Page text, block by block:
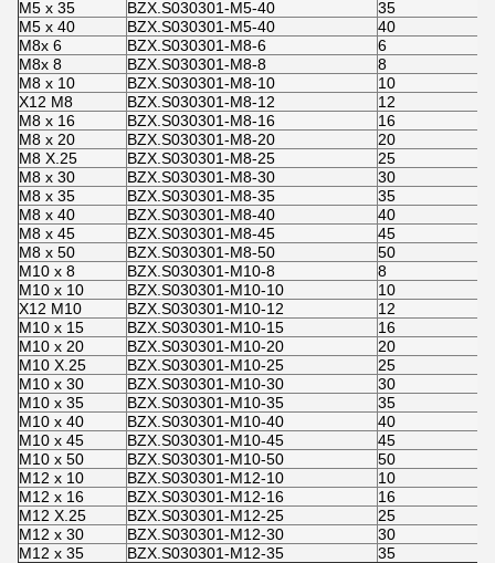
M5 x 35
BZX.S030301-M5-40 35
M5 x 40
BZX.S030301-M5-40 40
M8x 6
BZX.S030301-M8-6 6
M8x 8
BZX.S030301-M8-8 8
M8 x 10
BZX.S030301-M8-10 10
X12 M8
BZX.S030301-M8-12 12
M8 x 16
BZX.S030301-M8-16 16
M8 x 20
BZX.S030301-M8-20 20
M8 X.25
BZX.S030301-M8-25 25
M8 x 30
BZX.S030301-M8-30 30
M8 x 35
BZX.S030301-M8-35 35
M8 x 40
BZX.S030301-M8-40 40
M8 x 45
BZX.S030301-M8-45 45
M8 x 50
BZX.S030301-M8-50 50
M10 x 8
BZX.S030301-M10-8 8
M10 x 10
BZX.S030301-M10-10 10
X12 M10
BZX.S030301-M10-12 12
M10 x 15
BZX.S030301-M10-15 16
M10 x 20
BZX.S030301-M10-20 20
M10 X.25
BZX.S030301-M10-25 25
M10 x 30
BZX.S030301-M10-30 30
M10 x 35
BZX.S030301-M10-35 35
M10 x 40
BZX.S030301-M10-40 40
M10 x 45
BZX.S030301-M10-45 45
M10 x 50
BZX.S030301-M10-50 50
M12 x 10
BZX.S030301-M12-10 10
M12 x 16
BZX.S030301-M12-16 16
M12 X.25
BZX.S030301-M12-25 25
M12 x 30
BZX.S030301-M12-30 30
M12 x 35
BZX.S030301-M12-35 35